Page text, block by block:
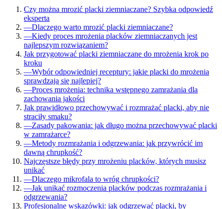
Czy można mrozić placki ziemniaczane? Szybka odpowiedź
eksperta
—Dlaczego warto mrozić placki ziemniaczane?
—Kiedy proces mrożenia placków ziemniaczanych jest
najlepszym rozwiązaniem?
Jak przygotować placki ziemniaczane do mrożenia krok po
kroku
—Wybór odpowiedniej receptury: jakie placki do mrożenia
sprawdzają się najlepiej?
—Proces mrożenia: technika wstępnego zamrażania dla
zachowania jakości
Jak prawidłowo przechowywać i rozmrażać placki, aby nie
straciły smaku?
—Zasady pakowania: jak długo można przechowywać placki
w zamrażarce?
—Metody rozmrażania i odgrzewania: jak przywrócić im
dawną chrupkość?
Najczęstsze błędy przy mrożeniu placków, których musisz
unikać
—Dlaczego mikrofala to wróg chrupkości?
—Jak unikać rozmoczenia placków podczas rozmrażania i
odgrzewania?
Profesjonalne wskazówki: jak odgrzewać placki, by